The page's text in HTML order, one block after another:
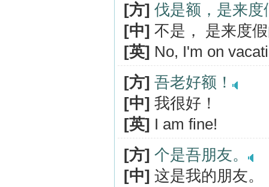
[方] 伐是额，是来度
[中] 不是， 是来度
[英] No, I'm on
[方] 吾老好额！
[中] 我很好！
[英] I am fine!
[方] 个是吾朋友。
[中] 这是我的朋友。